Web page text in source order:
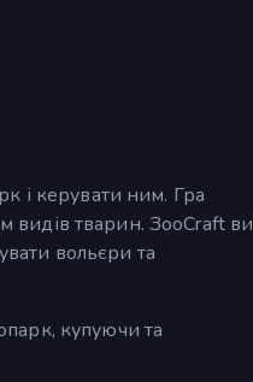
і керувати ним. Гра
видів тварин. ЗooCraft ви
вольєри та
купуючи та